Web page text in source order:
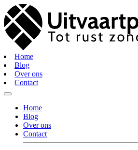
Home
Blog
Over ons
Contact
Home
Blog
Over ons
Contact